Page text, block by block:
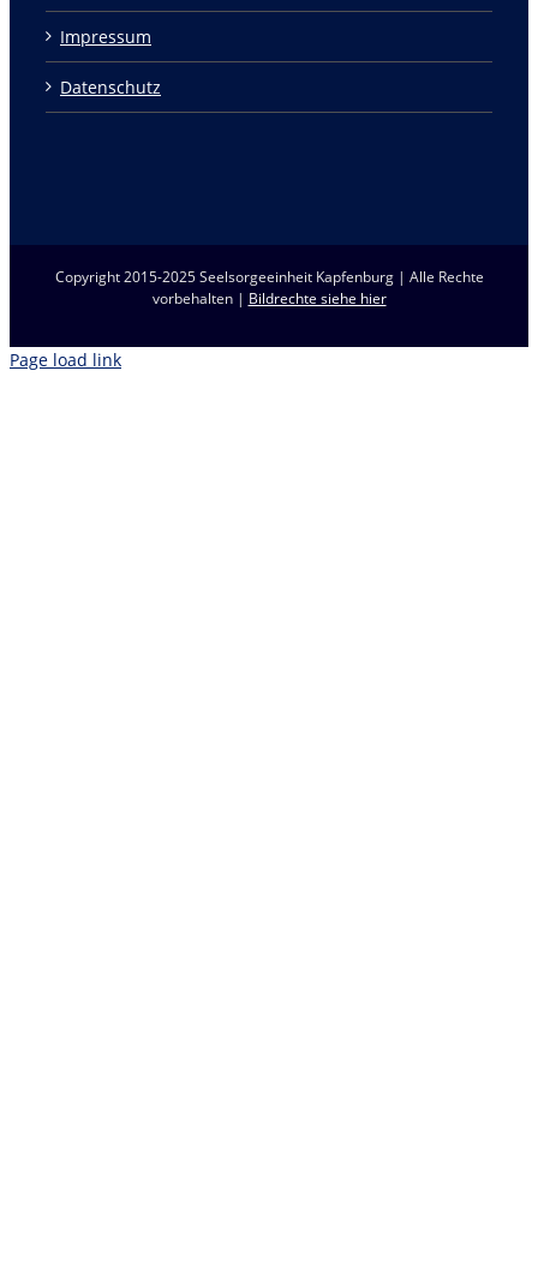
Impressum
Datenschutz
Copyright 2015-2025 Seelsorgeeinheit Kapfenburg | Alle Rechte
vorbehalten | Bildrechte siehe hier
Page load link